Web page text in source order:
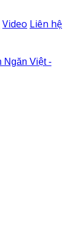
Video Liên hệ